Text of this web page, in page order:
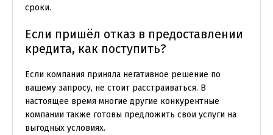
сроки.
Если пришёл отказ в предоставлении
кредита, как поступить?
Если компания приняла негативное решение по
вашему запросу, не стоит расстраиваться. В
настоящее время многие другие конкурентные
компании также готовы предложить свои услуги на
выгодных условиях.